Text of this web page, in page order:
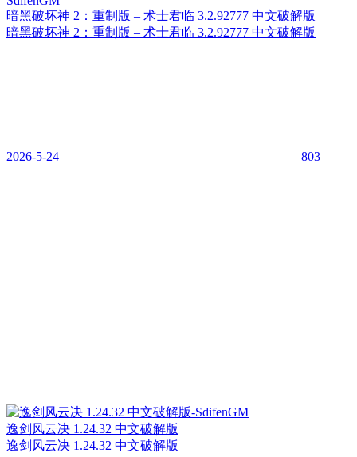
暗黑破坏神 2：重制版 – 术士君临 3.2.92777 中文破解版
暗黑破坏神 2：重制版 – 术士君临 3.2.92777 中文破解版
2026-5-24 803
逸剑风云决 1.24.32 中文破解版
逸剑风云决 1.24.32 中文破解版